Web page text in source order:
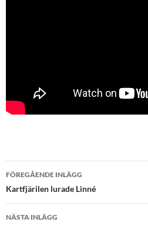
Inläggsnavigering
FÖREGÅENDE INLÄGG
Kartfjärilen lurade Linné
NÄSTA INLÄGG